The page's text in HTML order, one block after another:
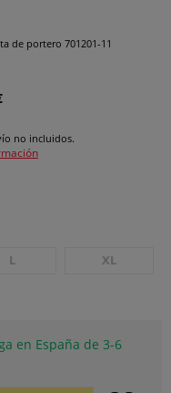
de portero 701201-11
no incluidos.
L XL
en España de 3-6